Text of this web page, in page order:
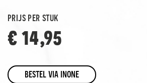
prijs per stuk
€ 14,95
bestel via inone